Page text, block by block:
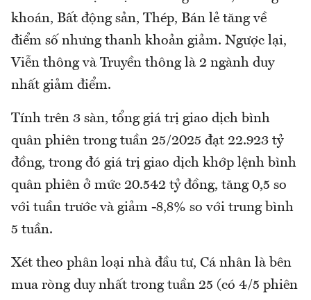
khoán, Bất động sản, Thép, Bán lẻ tăng về
điểm số nhưng thanh khoản giảm. Ngược lại,
Viễn thông và Truyền thông là 2 ngành duy
nhất giảm điểm.
Tính trên 3 sàn, tổng giá trị giao dịch bình
quân phiên trong tuần 25/2025 đạt 22.923 tỷ
đồng, trong đó giá trị giao dịch khớp lệnh bình
quân phiên ở mức 20.542 tỷ đồng, tăng 0,5 so
với tuần trước và giảm -8,8% so với trung bình
5 tuần.
Xét theo phân loại nhà đầu tư, Cá nhân là bên
mua ròng duy nhất trong tuần 25 (có 4/5 phiên